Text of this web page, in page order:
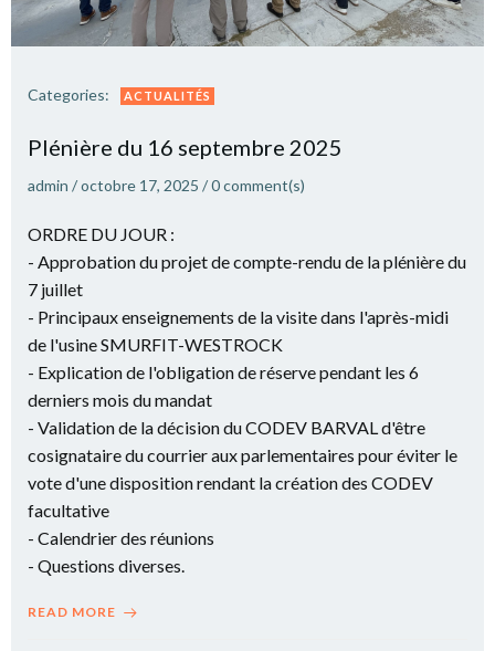
Categories: ACTUALITÉS
Plé­nière du 16 sep­tembre 2025
admin /octobre 17, 2025 /0comment(s)
ORDRE DU JOUR :
- Approbation du projet de compte-rendu de la plénière du
7 juillet
- Principaux enseignements de la visite dans l'après-midi
de l'usine SMURFIT-WESTROCK
- Explication de l'obligation de réserve pendant les 6
derniers mois du mandat
- Validation de la décision du CODEV BARVAL d'être
cosignataire du courrier aux parlementaires pour éviter le
vote d'une disposition rendant la création des CODEV
facultative
- Calendrier des réunions
- Questions diverses.
READ MORE